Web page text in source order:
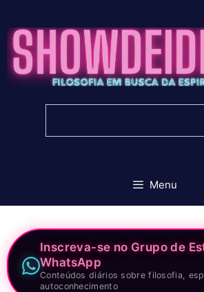
para
conteúdo
Menu
Inscreva-se no Grupo de
WhatsApp
Conteúdos diários sobre filosofia,
autoconhecimento